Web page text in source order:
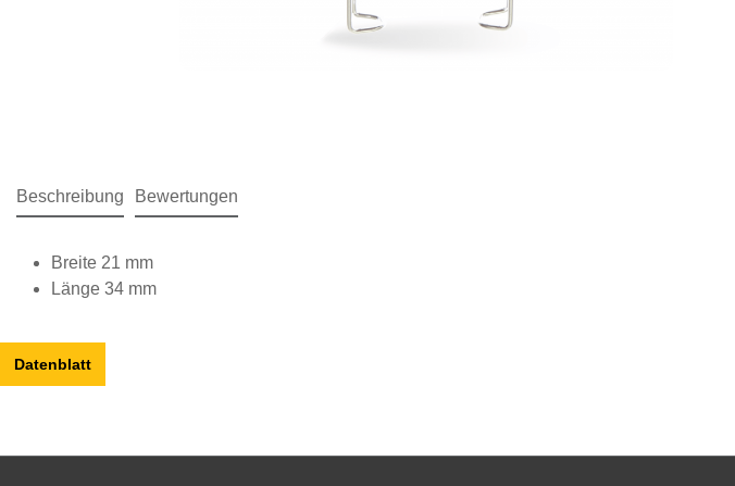
Beschreibung Bewertungen
Breite 21 mm
Länge 34 mm
Datenblatt